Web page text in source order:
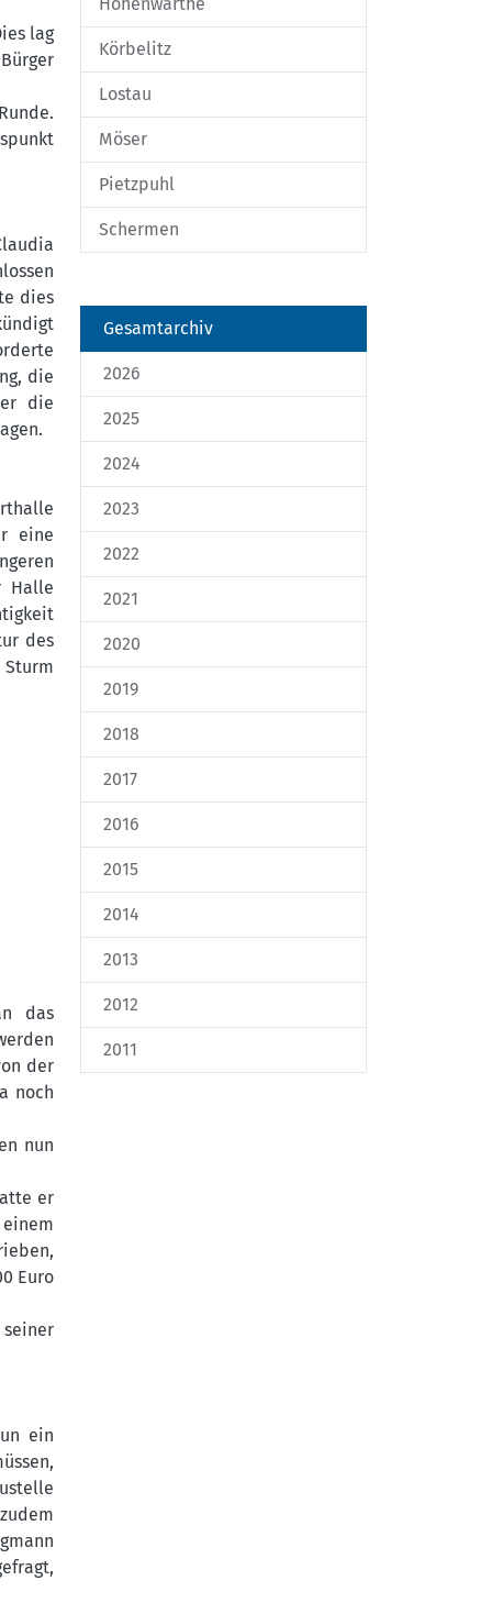
lag
dies
die
die
eine
Halle
des
das
der
noch
nun
er
Euro
seiner
ein
Körbelitz
Lostau
Möser
Pietzpuhl
Schermen
Gesamtarchiv
2026
2025
2024
2023
2022
2021
2020
2019
2018
2017
2016
2015
2014
2013
2012
2011